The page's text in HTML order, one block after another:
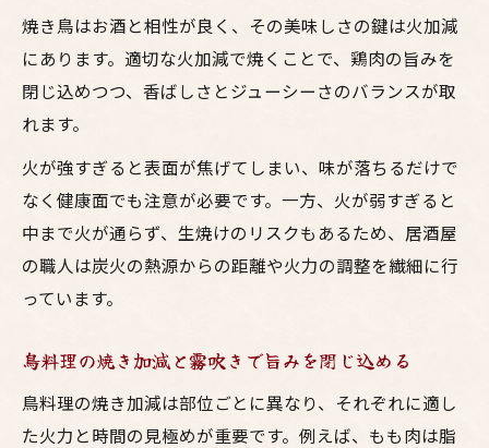
焼き鳥はお酒と相性が良く、その美味しさの鍵は火加減
にあります。適切な火加減で焼くことで、鶏肉の旨みを
閉じ込めつつ、香ばしさとジューシーさのバランスが取
れます。
火が強すぎると表面が焦げてしまい、味が落ちるだけで
なく健康面でも注意が必要です。一方、火が弱すぎると
中まで火が通らず、生焼けのリスクもあるため、居酒屋
の職人は炭火の熱源からの距離や火力の調整を繊細に行
っています。
鳥料理の焼き加減と霧吹きで旨みを閉じ込める
鳥料理の焼き加減は部位ごとに異なり、それぞれに適し
た火力と時間の見極めが重要です。例えば、もも肉は脂